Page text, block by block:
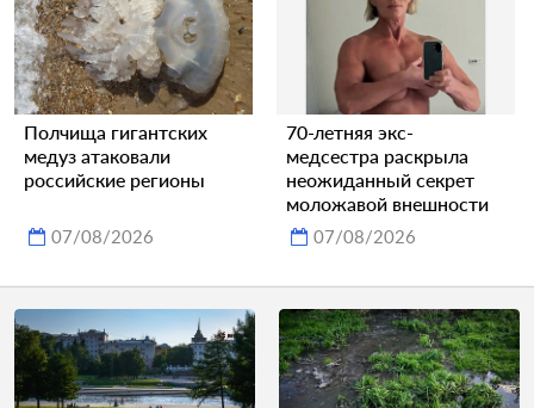
Полчища гигантских
медуз атаковали
российские регионы
07/08/2026
70-летняя экс-
медсестра раскрыла
неожиданный секрет
моложавой внешности
07/08/2026